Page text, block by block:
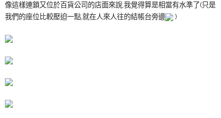
像這樣連鎖又位於百貨公司的店面來說,我覺得算是相當有水準了(只是
我們的座位比較壓迫一點,就在人來人往的結帳台旁邊
)